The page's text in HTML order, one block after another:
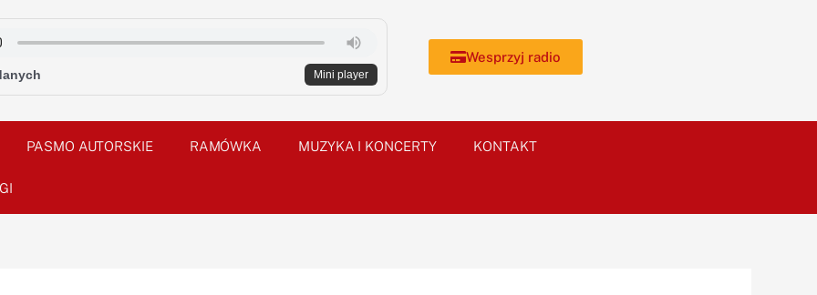
Mini player
Wesprzyj radio
PASMO AUTORSKIE RAMÓWKA MUZYKA I KONCERTY KONTAKT